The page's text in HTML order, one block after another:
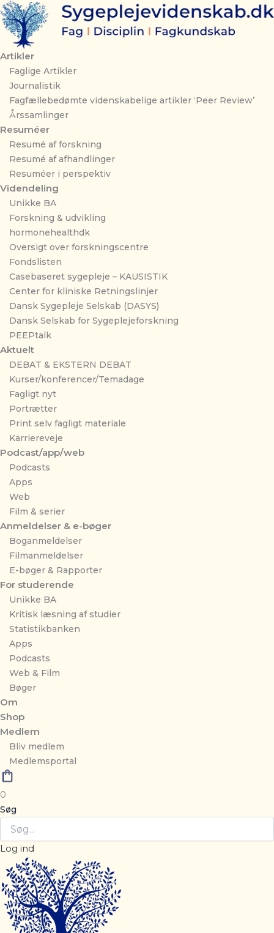
Gå
til
indholdet
Artikler
Faglige Artikler
Journalistik
Fagfællebedømte videnskabelige artikler ‘Peer Review’
Årssamlinger
Resuméer
Resumé af forskning
Resumé af afhandlinger
Resuméer i perspektiv
Videndeling
Unikke BA
Forskning & udvikling
hormonehealthdk
Oversigt over forskningscentre
Fondslisten
Casebaseret sygepleje – KAUSISTIK
Center for kliniske Retningslinjer
Dansk Sygepleje Selskab (DASYS)
Dansk Selskab for Sygeplejeforskning
PEEPtalk
Aktuelt
DEBAT & EKSTERN DEBAT
Kurser/konferencer/Temadage
Fagligt nyt
Portrætter
Print selv fagligt materiale
Karriereveje
Podcast/app/web
Podcasts
Apps
Web
Film & serier
Anmeldelser & e-bøger
Boganmeldelser
Filmanmeldelser
E-bøger & Rapporter
For studerende
Unikke BA
Kritisk læsning af studier
Statistikbanken
Apps
Podcasts
Web & Film
Bøger
Om
Shop
Medlem
Bliv medlem
Medlemsportal
0
Søg
Log ind